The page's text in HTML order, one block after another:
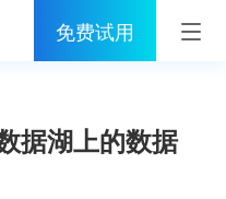
免费试用
据湖上的数据